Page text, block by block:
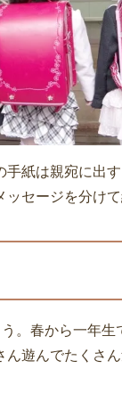
紙は親宛に出す
セージを分けて
。春から一年生
ん遊んでたくさ